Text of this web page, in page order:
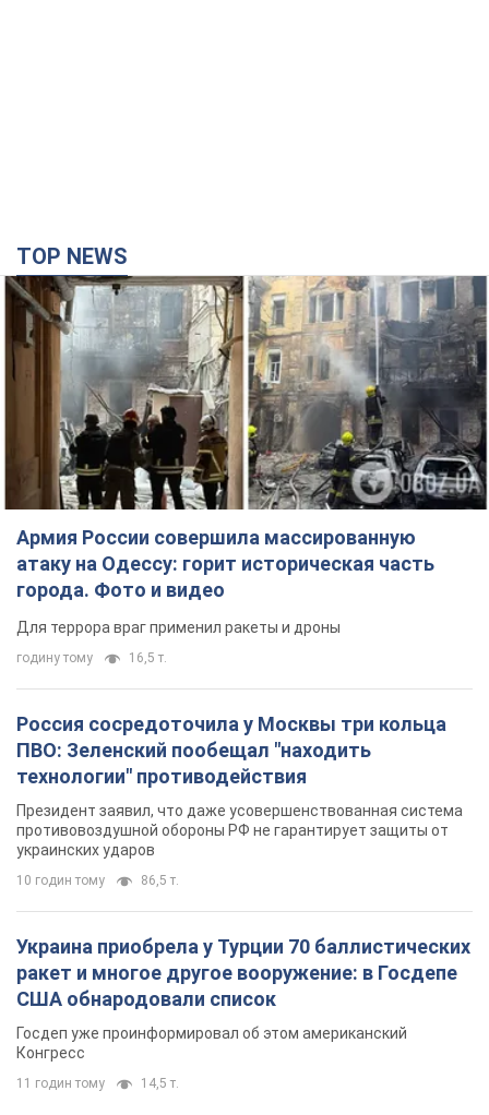
TOP NEWS
Армия России совершила массированную
атаку на Одессу: горит историческая часть
города. Фото и видео
Для террора враг применил ракеты и дроны
годину тому 16,5 т.
Россия сосредоточила у Москвы три кольца
ПВО: Зеленский пообещал "находить
технологии" противодействия
Президент заявил, что даже усовершенствованная система
противовоздушной обороны РФ не гарантирует защиты от
украинских ударов
10 годин тому 86,5 т.
Украина приобрела у Турции 70 баллистических
ракет и многое другое вооружение: в Госдепе
США обнародовали список
Госдеп уже проинформировал об этом американский
Конгресс
11 годин тому 14,5 т.